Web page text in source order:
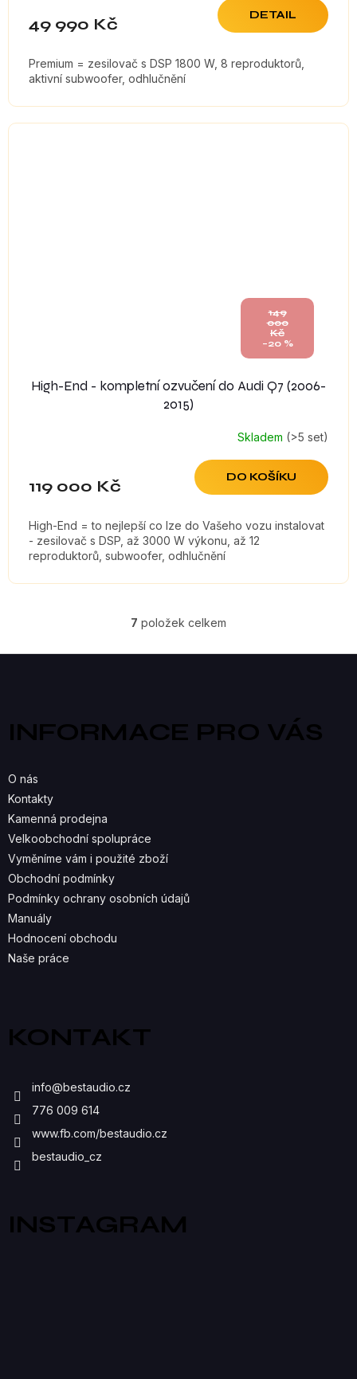
49 990 Kč DETAIL
Premium = zesilovač s DSP 1800 W, 8 reproduktorů,
aktivní subwoofer, odhlučnění
149
000
Kč
–20 %
High-End - kompletní ozvučení do Audi Q7 (2006-
2015)
Skladem (>5 set)
119 000 Kč DO KOŠÍKU
High-End = to nejlepší co lze do Vašeho vozu instalovat
- zesilovač s DSP, až 3000 W výkonu, až 12
reproduktorů, subwoofer, odhlučnění
O
V
Á
D
R
V
7 položek celkem
Z
INFORMACE PRO VÁS
O nás
Kontakty
Kamenná prodejna
Velkoobchodní spolupráce
Vyměníme vám i použité zboží
Obchodní podmínky
Podmínky ochrany osobních údajů
Manuály
Hodnocení obchodu
Naše práce
KONTAKT
info@bestaudio.cz
776 009 614
www.fb.com/bestaudio.cz
bestaudio_cz
INSTAGRAM